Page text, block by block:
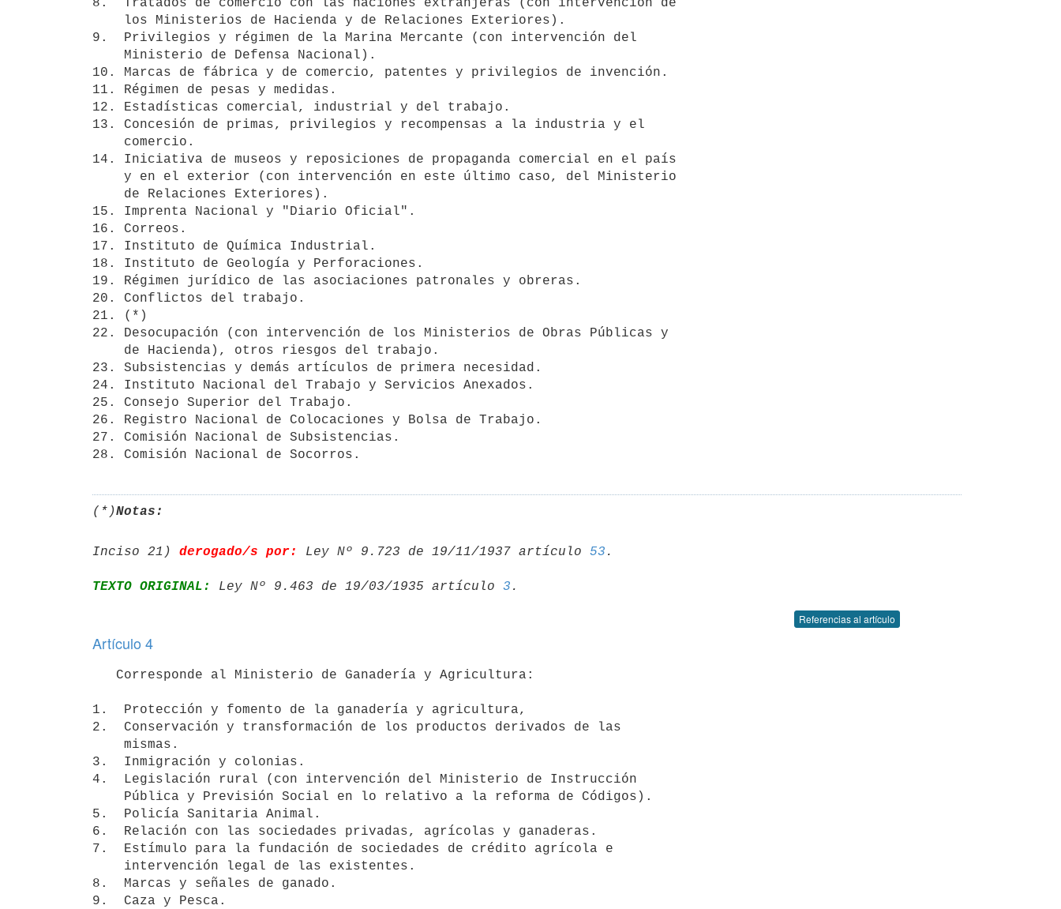
9.  Privilegios y régimen de la Marina Mercante (con intervención del
10. Marcas de fábrica y de comercio, patentes y privilegios de invención.
11. Régimen de pesas y medidas.
12. Estadísticas comercial, industrial y del trabajo.
13. Concesión de primas, privilegios y recompensas a la industria y el
14. Iniciativa de museos y reposiciones de propaganda comercial en el país
15. Imprenta Nacional y "Diario Oficial".
16. Correos.
17. Instituto de Química Industrial.
18. Instituto de Geología y Perforaciones.
19. Régimen jurídico de las asociaciones patronales y obreras.
20. Conflictos del trabajo.
21. (*)
22. Desocupación (con intervención de los Ministerios de Obras Públicas y
23. Subsistencias y demás artículos de primera necesidad.
24. Instituto Nacional del Trabajo y Servicios Anexados.
25. Consejo Superior del Trabajo.
26. Registro Nacional de Colocaciones y Bolsa de Trabajo.
27. Comisión Nacional de Subsistencias.
28. Comisión Nacional de Socorros.
(*)Notas:
Inciso 21) derogado/s por: Ley Nº 9.723 de 19/11/1937 artículo 53
TEXTO ORIGINAL: Ley Nº 9.463 de 19/03/1935 artículo 3
Referencias al artículo
Artículo 4
1.  Protección y fomento de la ganadería y agricultura,
2.  Conservación y transformación de los productos derivados de las
3.  Inmigración y colonias.
4.  Legislación rural (con intervención del Ministerio de Instrucción
5.  Policía Sanitaria Animal.
6.  Relación con las sociedades privadas, agrícolas y ganaderas.
7.  Estímulo para la fundación de sociedades de crédito agrícola e
8.  Marcas y señales de ganado.
9.  Caza y Pesca.